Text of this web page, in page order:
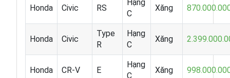
Honda Civic RS
Hạng
C
Xăng
Honda Civic
Type
R
Hạng
C
Xăng
Honda CR-V E
Hạng
C
Xăng